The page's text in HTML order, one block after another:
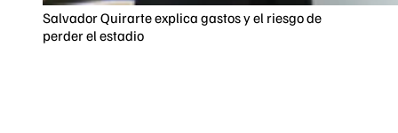
Salvador Quirarte explica gastos y el riesgo de
perder el estadio